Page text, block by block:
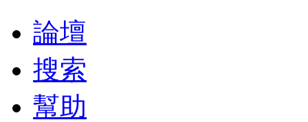
論壇
搜索
幫助